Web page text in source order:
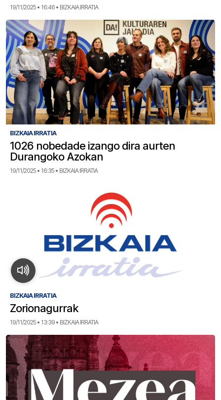
19/11/2025 • 16:46 • BIZKAIA IRRATIA
BIZKAIA IRRATIA
1026 nobedade izango dira aurten
Durangoko Azokan
19/11/2025 • 16:35 • BIZKAIA IRRATIA
BIZKAIA IRRATIA
Zorionagurrak
19/11/2025 • 13:39 • BIZKAIA IRRATIA